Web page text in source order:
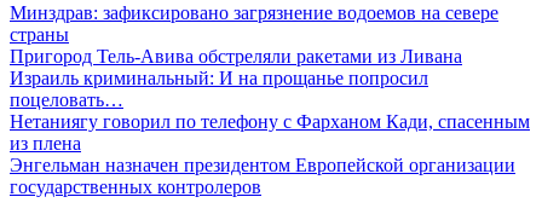
Минздрав: зафиксировано загрязнение водоемов на севере
страны
Пригород Тель-Авива обстреляли ракетами из Ливана
Израиль криминальный: И на прощанье попросил
поцеловать…
Нетаниягу говорил по телефону с Фарханом Кади, спасенным
из плена
Энгельман назначен президентом Европейской организации
государственных контролеров